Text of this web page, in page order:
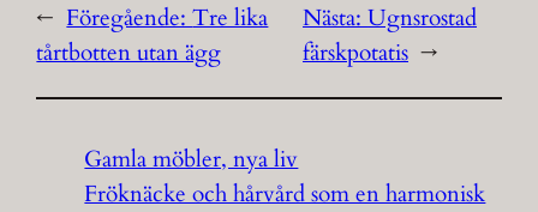
← Föregående:Tre lika
tårtbotten utan ägg
Nästa:Ugnsrostad
färskpotatis →
Gamla möbler, nya liv
Fröknäcke och hårvård som en harmonisk